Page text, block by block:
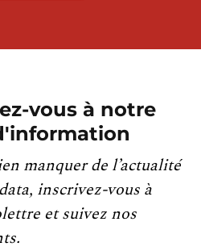
vous à notre
manquer de l’actualité
inscrivez-vous à
et suivez nos